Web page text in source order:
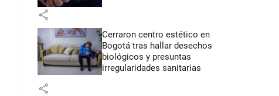
share
Cerraron centro estético en
Bogotá tras hallar desechos
biológicos y presuntas
irregularidades sanitarias
share